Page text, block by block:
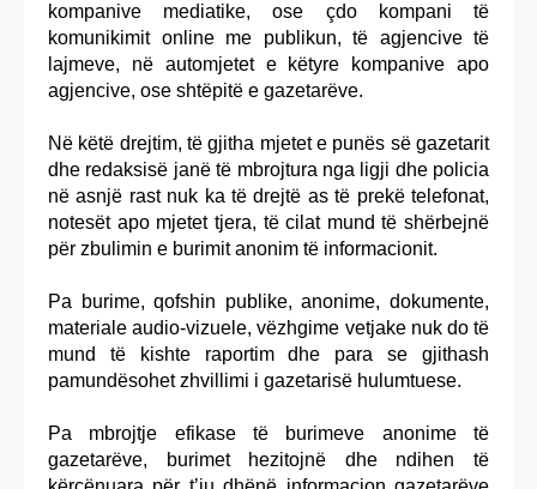
kompanive mediatike, ose çdo kompani të
komunikimit online me publikun, të agjencive të
lajmeve, në automjetet e këtyre kompanive apo
agjencive, ose shtëpitë e gazetarëve.
Në këtë drejtim, të gjitha mjetet e punës së gazetarit
dhe redaksisë janë të mbrojtura nga ligji dhe policia
në asnjë rast nuk ka të drejtë as të prekë telefonat,
notesët apo mjetet tjera, të cilat mund të shërbejnë
për zbulimin e burimit anonim të informacionit.
Pa burime, qofshin publike, anonime, dokumente,
materiale audio-vizuele, vëzhgime vetjake nuk do të
mund të kishte raportim dhe para se gjithash
pamundësohet zhvillimi i gazetarisë hulumtuese.
Pa mbrojtje efikase të burimeve anonime të
gazetarëve, burimet hezitojnë dhe ndihen të